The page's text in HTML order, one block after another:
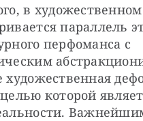
в
параллель
перфоманса с
художественная
которой